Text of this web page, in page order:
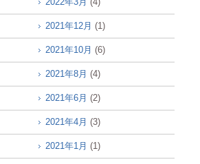
2021年12月 (1)
2021年10月 (6)
2021年8月 (4)
2021年6月 (2)
2021年4月 (3)
2021年1月 (1)